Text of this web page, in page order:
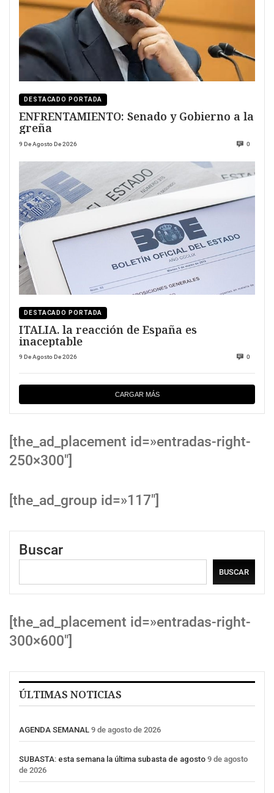
DESTACADO PORTADA
ENFRENTAMIENTO: Senado y Gobierno a la
greña
9 De Agosto De 2026 0
DESTACADO PORTADA
ITALIA. la reacción de España es
inaceptable
9 De Agosto De 2026 0
CARGAR MÁS
[the_ad_placement id=»entradas-right-
250×300″]
[the_ad_group id=»117″]
Buscar
BUSCAR
[the_ad_placement id=»entradas-right-
300×600″]
ÚLTIMAS NOTICIAS
AGENDA SEMANAL 9 de agosto de 2026
SUBASTA: esta semana la última subasta de agosto 9 de agosto
de 2026